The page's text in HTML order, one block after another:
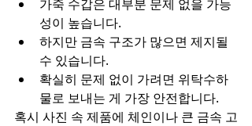
가죽 수갑은 대부분 문제 없을 가능
성이 높습니다.
하지만 금속 구조가 많으면 제지될
수 있습니다.
확실히 문제 없이 가려면 위탁수하
물로 보내는 게 가장 안전합니다.
혹시 사진 속 제품에 체인이나 큰 금속 고